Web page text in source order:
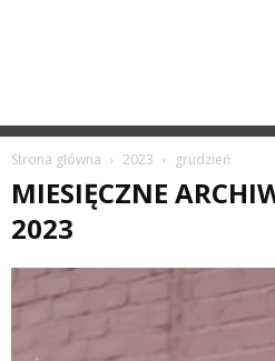
Strona główna 2023 grudzień
MIESIĘCZNE
2023